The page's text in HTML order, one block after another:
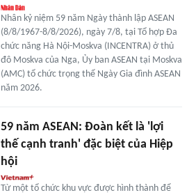
Nhân kỷ niệm 59 năm Ngày thành lập ASEAN
(8/8/1967-8/8/2026), ngày 7/8, tại Tổ hợp Đa
chức năng Hà Nội-Moskva (INCENTRA) ở thủ
đô Moskva của Nga, Ủy ban ASEAN tại Moskva
(AMC) tổ chức trọng thể Ngày Gia đình ASEAN
năm 2026.
59 năm ASEAN: Đoàn kết là 'lợi
thế cạnh tranh' đặc biệt của Hiệp
hội
Từ một tổ chức khu vực được hình thành để